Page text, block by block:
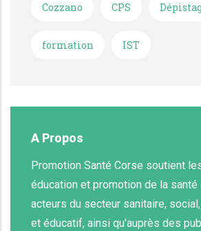
Cozzano CPS
formation IST
A Propos
Promotion Santé Corse soutient
éducation et promotion de la santé
acteurs du secteur sanitaire,
et éducatif, ainsi qu'auprès des